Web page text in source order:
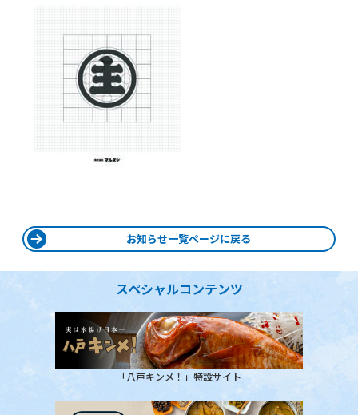
お知らせ一覧ページに戻る
スペシャルコンテンツ
「八戸キンメ！」特設サイト